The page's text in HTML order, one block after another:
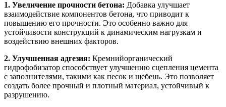
1. Увеличение прочности бетона: Добавка улучшает
взаимодействие компонентов бетона, что приводит к
повышению его прочности. Это особенно важно для
устойчивости конструкций к динамическим нагрузкам и
воздействию внешних факторов.
2. Улучшенная адгезия: Кремнийорганический
гидрофобизатор способствует улучшению сцепления цемента
с заполнителями, такими как песок и щебень. Это позволяет
создать более прочный и плотный материал, устойчивый к
разрушению.